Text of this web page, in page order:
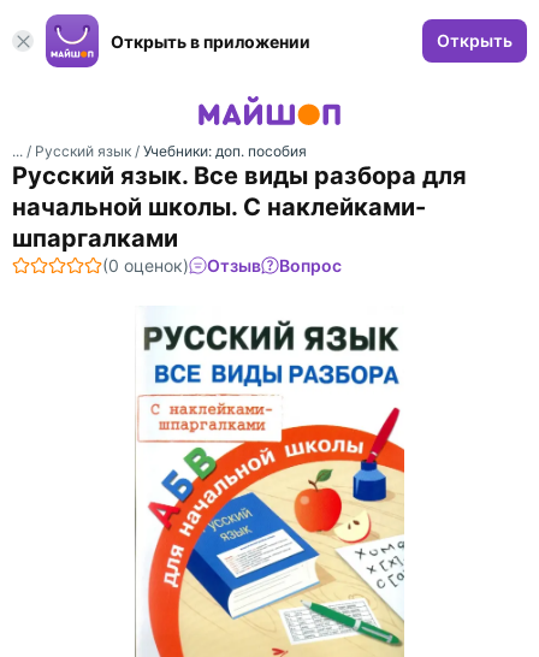
Открыть в приложении Открыть
... / Русский язык / Учебники: доп. пособия
Русский язык. Все виды разбора для
начальной школы. С наклейками-
шпаргалками
(0 оценок) Отзыв Вопрос